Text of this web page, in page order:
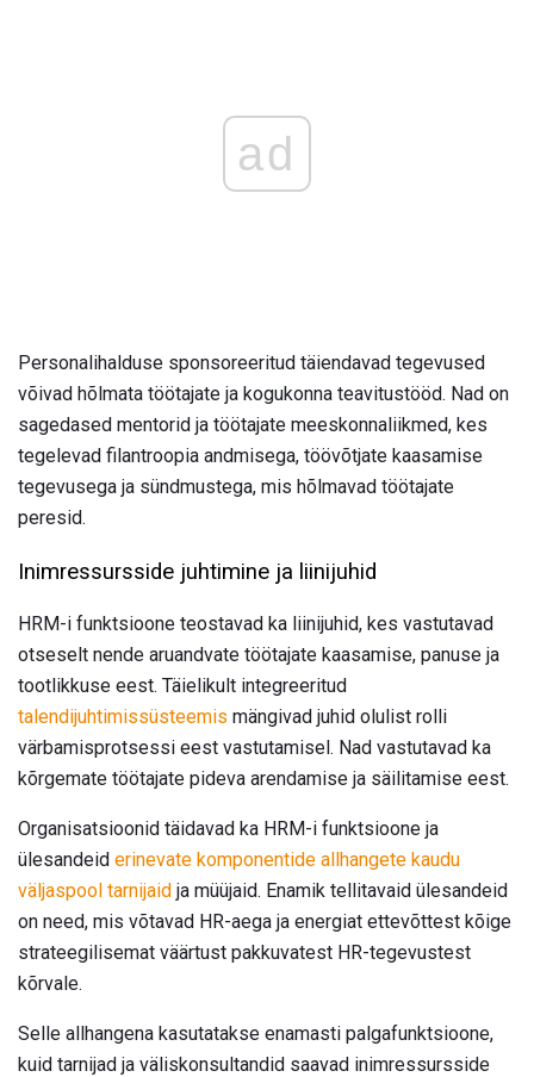
ad
Personalihalduse sponsoreeritud täiendavad tegevused
võivad hõlmata töötajate ja kogukonna teavitustööd. Nad on
sagedased mentorid ja töötajate meeskonnaliikmed, kes
tegelevad filantroopia andmisega, töövõtjate kaasamise
tegevusega ja sündmustega, mis hõlmavad töötajate
peresid.
Inimressursside juhtimine ja liinijuhid
HRM-i funktsioone teostavad ka liinijuhid, kes vastutavad
otseselt nende aruandvate töötajate kaasamise, panuse ja
tootlikkuse eest. Täielikult integreeritud
talendijuhtimissüsteemis mängivad juhid olulist rolli
värbamisprotsessi eest vastutamisel. Nad vastutavad ka
kõrgemate töötajate pideva arendamise ja säilitamise eest.
Organisatsioonid täidavad ka HRM-i funktsioone ja
ülesandeid erinevate komponentide allhangete kaudu
väljaspool tarnijaid ja müüjaid. Enamik tellitavaid ülesandeid
on need, mis võtavad HR-aega ja energiat ettevõttest kõige
strateegilisemat väärtust pakkuvatest HR-tegevustest
kõrvale.
Selle allhangena kasutatakse enamasti palgafunktsioone,
kuid tarnijad ja väliskonsultandid saavad inimressursside